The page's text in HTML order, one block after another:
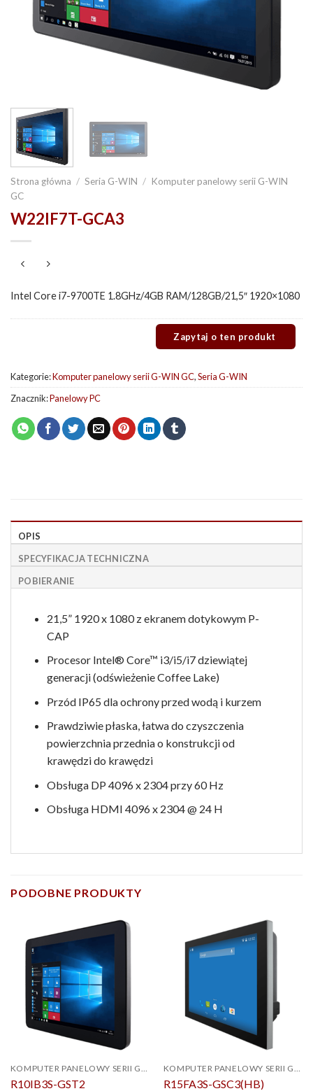
Strona główna / Seria G-WIN / Komputer panelowy serii G-WIN
GC
W22IF7T-GCA3
Intel Core i7-9700TE 1.8GHz/4GB RAM/128GB/21,5″ 1920×1080
Kategorie:Komputer panelowy serii G-WIN GC,Seria G-WIN
Znacznik:Panelowy PC
OPIS
SPECYFIKACJA TECHNICZNA
POBIERANIE
21,5” 1920 x 1080 z ekranem dotykowym P-
CAP
Procesor Intel® Core™ i3/i5/i7 dziewiątej
generacji (odświeżenie Coffee Lake)
Przód IP65 dla ochrony przed wodą i kurzem
Prawdziwie płaska, łatwa do czyszczenia
powierzchnia przednia o konstrukcji od
krawędzi do krawędzi
Obsługa DP 4096 x 2304 przy 60 Hz
Obsługa HDMI 4096 x 2304 @ 24 H
PODOBNE PRODUKTY
KOMPUTER PANELOWY SERII G-WIN GS
R10IB3S-GST2
KOMPUTER PANELOWY SERII G-WIN GS
R15FA3S-GSC3(HB)